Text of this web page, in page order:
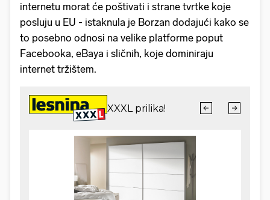
internetu morat će poštivati i strane tvrtke koje
posluju u EU - istaknula je Borzan dodajući kako se
to posebno odnosi na velike platforme poput
Facebooka, eBaya i sličnih, koje dominiraju
internet tržištem.